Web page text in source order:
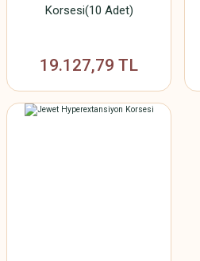
Korsesi(10 Adet)
19.127,79 TL